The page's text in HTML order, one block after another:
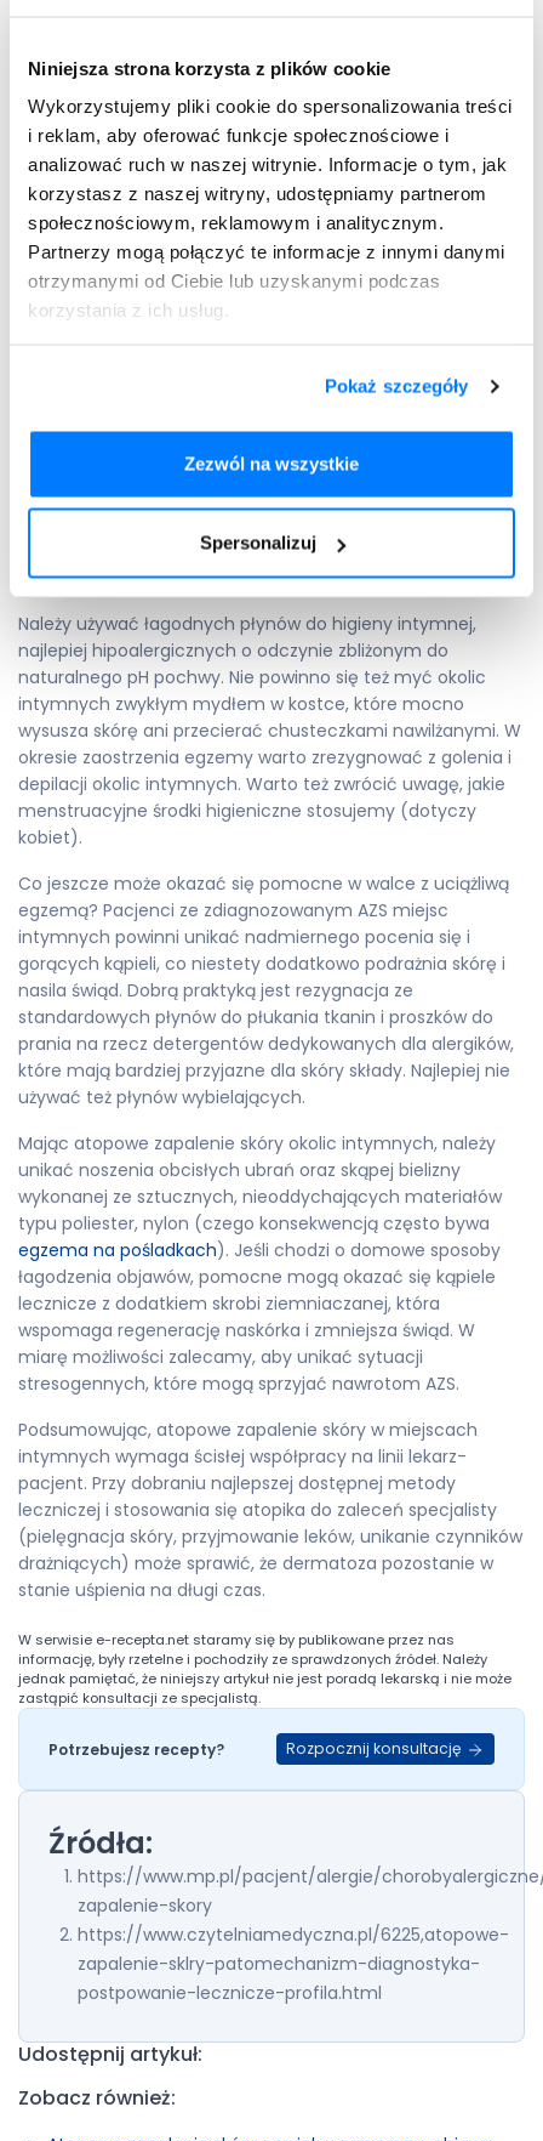
Niniejsza strona korzysta z plików cookie
Wykorzystujemy pliki cookie do spersonalizowania treści
i reklam, aby oferować funkcje społecznościowe i
analizować ruch w naszej witrynie. Informacje o tym, jak
korzystasz z naszej witryny, udostępniamy partnerom
społecznościowym, reklamowym i analitycznym.
Partnerzy mogą połączyć te informacje z innymi danymi
otrzymanymi od Ciebie lub uzyskanymi podczas
korzystania z ich usług.
Pokaż szczegóły
Zezwól na wszystkie
Spersonalizuj
stosowanie preparatów miejscowych lub doustnych (o
działaniu przeciwinfekcyjnym, przeciwhistaminowym,
immunomodulującym). W razie ciężkich zaostrzeń AZS
specjalista może wdrożyć doustne kortykosteroidy do
stosowania przez 1-2 tygodnie.
Atopowe zapalenie skóry -
domowe sposoby i codzienna
pielęgnacja
względu należy zwracać szczególną uwagę na codzienną
alergizująco. Niewskazane jest stosowanie kosmetyków
perfumowanych, zawierających w składzie sztuczne
doprowadzić do naruszenia płaszcza hydrolipidowego
skóry.
Należy używać łagodnych płynów do higieny intymnej,
najlepiej hipoalergicznych o odczynie zbliżonym do
naturalnego pH pochwy. Nie powinno się też myć okolic
intymnych zwykłym mydłem w kostce, które mocno
wysusza skórę ani przecierać chusteczkami nawilżanymi. W
okresie zaostrzenia egzemy warto zrezygnować z golenia i
depilacji okolic intymnych. Warto też zwrócić uwagę, jakie
menstruacyjne środki higieniczne stosujemy (dotyczy
kobiet).
Co jeszcze może okazać się pomocne w walce z uciążliwą
egzemą? Pacjenci ze zdiagnozowanym AZS miejsc
intymnych powinni unikać nadmiernego pocenia się i
gorących kąpieli, co niestety dodatkowo podrażnia skórę i
nasila świąd. Dobrą praktyką jest rezygnacja ze
standardowych płynów do płukania tkanin i proszków do
prania na rzecz detergentów dedykowanych dla alergików,
które mają bardziej przyjazne dla skóry składy. Najlepiej nie
używać też płynów wybielających.
Mając atopowe zapalenie skóry okolic intymnych, należy
unikać noszenia obcisłych ubrań oraz skąpej bielizny
wykonanej ze sztucznych, nieoddychających materiałów
typu poliester, nylon (czego konsekwencją często bywa
egzema na pośladkach). Jeśli chodzi o domowe sposoby
łagodzenia objawów, pomocne mogą okazać się kąpiele
lecznicze z dodatkiem skrobi ziemniaczanej, która
wspomaga regenerację naskórka i zmniejsza świąd. W
miarę możliwości zalecamy, aby unikać sytuacji
stresogennych, które mogą sprzyjać nawrotom AZS.
Podsumowując, atopowe zapalenie skóry w miejscach
intymnych wymaga ścisłej współpracy na linii lekarz-
pacjent. Przy dobraniu najlepszej dostępnej metody
leczniczej i stosowania się atopika do zaleceń specjalisty
(pielęgnacja skóry, przyjmowanie leków, unikanie czynników
drażniących) może sprawić, że dermatoza pozostanie w
stanie uśpienia na długi czas.
W serwisie e-recepta.net staramy się by publikowane przez nas
informację, były rzetelne i pochodziły ze sprawdzonych źródeł. Należy
jednak pamiętać, że niniejszy artykuł nie jest poradą lekarską i nie może
zastąpić konsultacji ze specjalistą.
Potrzebujesz recepty? Rozpocznij konsultację
Źródła:
https://www.mp.pl/pacjent/alergie/
zapalenie-skory
https://www.czytelniamedyczna.pl/6225,atopowe-
zapalenie-sklry-patomechanizm-diagnostyka-
postpowanie-lecznicze-profila.html
Udostępnij artykuł:
Zobacz również: